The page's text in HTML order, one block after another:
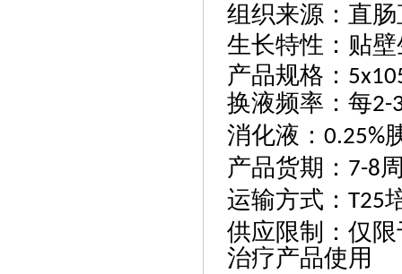
组织来源 ：直
生长特性 ：贴
产品规格 ：
换液频率 ： 每2-
消化液 ： 0.25%
产品货期 ： 7-8
运输方式 ： T25
供应限制
： 仅
治疗产品使用